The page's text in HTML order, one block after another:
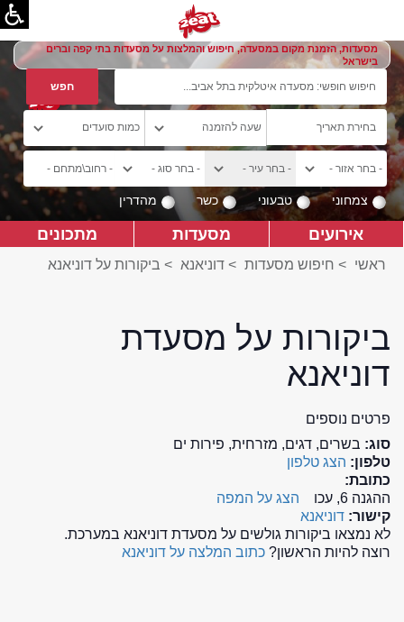
מסעדות, הזמנת מקום במסעדה, חיפוש והמלצות על מסעדות בתי קפה וברים
בישראל
צמחוני טבעוני כשר מהדרין
אירועים מסעדות מתכונים
ראשי > חיפוש מסעדות > דוניאנא > ביקורות על דוניאנא
ביקורות על מסעדת
דוניאנא
פרטים נוספים
סוג: בשרים, דגים, מזרחית, פירות ים
טלפון: הצג טלפון
כתובת:
ההגנה 6, עכו
הצג על המפה
קישור: דוניאנא
לא נמצאו ביקורות גולשים על מסעדת דוניאנא במערכת.
רוצה להיות הראשון? כתוב המלצה על דוניאנא